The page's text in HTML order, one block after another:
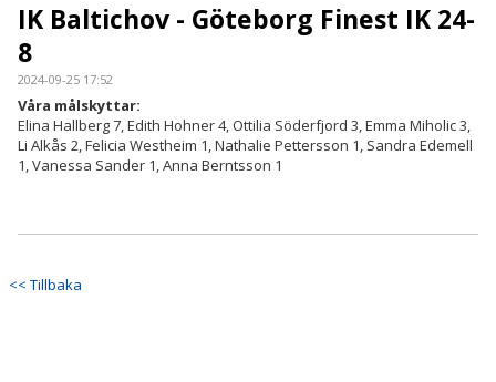
IK Baltichov - Göteborg Finest IK 24-
8
2024-09-25 17:52
Våra målskyttar:
Elina Hallberg 7, Edith Hohner 4, Ottilia Söderfjord 3, Emma Miholic 3,
Li Alkås 2, Felicia Westheim 1, Nathalie Pettersson 1, Sandra Edemell
1, Vanessa Sander 1, Anna Berntsson 1
<< Tillbaka